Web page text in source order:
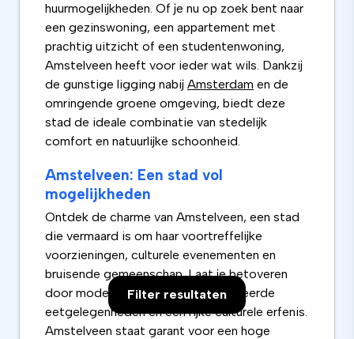
Filter resultaten
huurmogelijkheden. Of je nu op zoek bent naar
een gezinswoning, een appartement met
prachtig uitzicht of een studentenwoning,
Amstelveen heeft voor ieder wat wils. Dankzij
de gunstige ligging nabij Amsterdam en de
omringende groene omgeving, biedt deze
stad de ideale combinatie van stedelijk
comfort en natuurlijke schoonheid.
Amstelveen: Een stad vol
mogelijkheden
Ontdek de charme van Amstelveen, een stad
die vermaard is om haar voortreffelijke
voorzieningen, culturele evenementen en
bruisende gemeenschap. Laat je betoveren
door moderne winkelcentra, gevarieerde
eetgelegenheden en een rijke culturele erfenis.
Amstelveen staat garant voor een hoge